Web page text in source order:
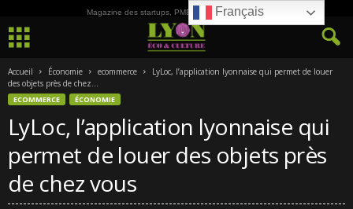
Magazine des startups, PME, ETI et de la Culture
Accueil Économie ecommerce
LyLoc, l’application lyonnaise qui permet de louer
des objets près de chez...
ECOMMERCE ÉCONOMIE
LyLoc, l’application lyonnaise qui
permet de louer des objets près
de chez vous
Français